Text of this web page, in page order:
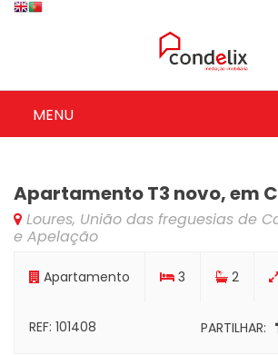
Apartamento T3 novo, em
Loures, União das freguesias de
e Apelação
Apartamento 3 2
REF: 101408 PARTILHAR: